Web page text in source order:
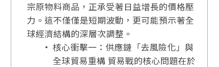
宗原物料商品，正承受著日益增長的價格壓
力。這不僅僅是短期波動，更可能預示著全
球經濟結構的深層次調整。
核心衝擊一：供應鏈「去風險化」與
全球貿易重構 貿易戰的核心問題在於